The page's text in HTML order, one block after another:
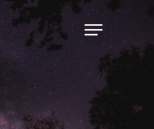
トップページ
ハイパー縁側とは